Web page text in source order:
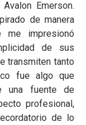
Emerson.
de manera
impresionó
de sus
transmiten tanto
fue algo que
una fuente de
profesional,
de lo